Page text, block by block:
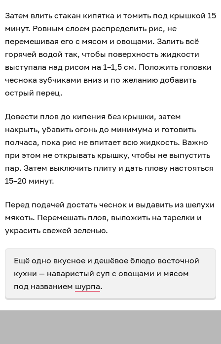
Затем влить стакан кипятка и томить под крышкой 15
минут. Ровным слоем распределить рис, не
перемешивая его с мясом и овощами. Залить всё
горячей водой так, чтобы поверхность жидкости
выступала над рисом на 1–1,5 см. Положить головки
чеснока зубчиками вниз и по желанию добавить
острый перец.
Довести плов до кипения без крышки, затем
накрыть, убавить огонь до минимума и готовить
полчаса, пока рис не впитает всю жидкость. Важно
при этом не открывать крышку, чтобы не выпустить
пар. Затем выключить плиту и дать плову настояться
15–20 минут.
Перед подачей достать чеснок и выдавить из шелухи
мякоть. Перемешать плов, выложить на тарелки и
украсить свежей зеленью.
Ещё одно вкусное и дешёвое блюдо восточной
кухни — наваристый суп с овощами и мясом
под названием шурпа.